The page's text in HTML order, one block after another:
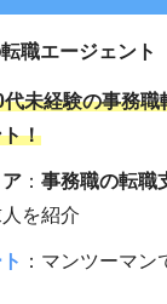
職エージェント
代未経験の事務職
！
：事務職の転職
を紹介
：マンツーマン